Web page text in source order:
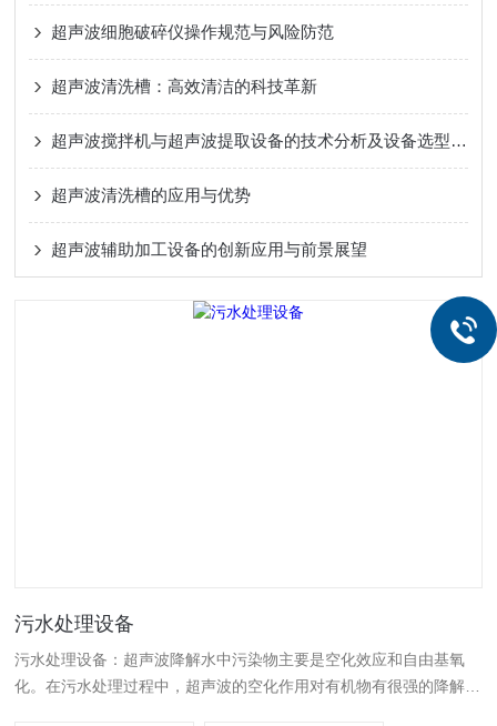
超声波细胞破碎仪操作规范与风险防范
超声波清洗槽：高效清洁的科技革新
超声波搅拌机与超声波提取设备的技术分析及设备选型工程指南
超声波清洗槽的应用与优势
超声波辅助加工设备的创新应用与前景展望
污水处理设备
污水处理设备：超声波降解水中污染物主要是空化效应和自由基氧
化。在污水处理过程中，超声波的空化作用对有机物有很强的降解能